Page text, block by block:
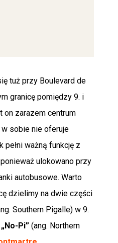
tuż przy Boulevard de
granicę pomiędzy 9. i
on zarazem centrum
sobie nie oferuje
ważną funkcję z
ulokowano przy
autobusowe. Warto
dzielimy na dwie części
Southern Pigalle) w 9.
„No-Pi” (ang. Northern